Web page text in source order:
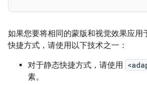
如果您要将相同的蒙版和视觉效果应用
快捷方式，请使用以下技术之一：
对于静态快捷方式，请使用
素。